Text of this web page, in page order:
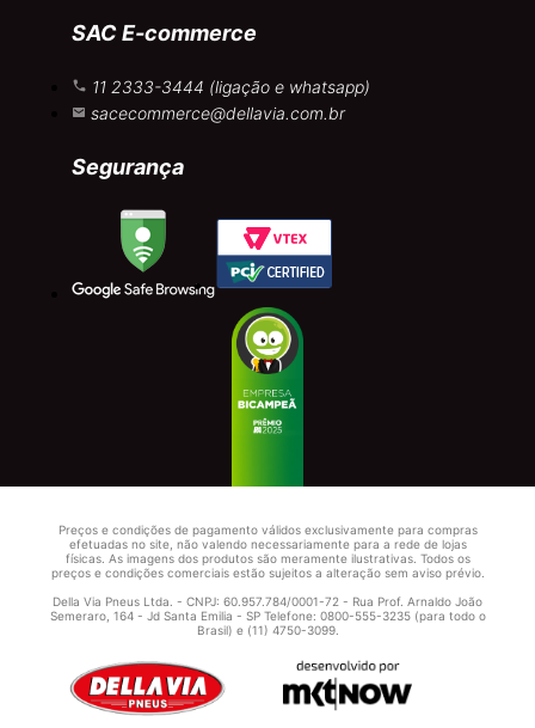
SAC E-commerce
11 2333-3444 (ligação e whatsapp)
sacecommerce@dellavia.com.br
Segurança
Preços e condições de pagamento válidos exclusivamente para compras
efetuadas no site, não valendo necessariamente para a rede de lojas
físicas. As imagens dos produtos são meramente ilustrativas. Todos os
preços e condições comerciais estão sujeitos a alteração sem aviso prévio.
Della Via Pneus Ltda. - CNPJ: 60.957.784/0001-72 - Rua Prof. Arnaldo João
Semeraro, 164 - Jd Santa Emilia - SP Telefone: 0800-555-3235 (para todo o
Brasil) e (11) 4750-3099.